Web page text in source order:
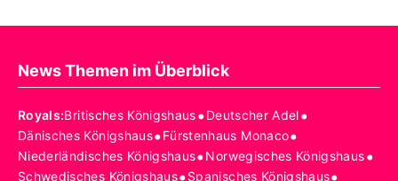
News Themen im Überblick
Royals:Britisches Königshaus•Deutscher Adel•
Dänisches Königshaus•Fürstenhaus Monaco•
Niederländisches Königshaus•Norwegisches Königshaus•
Schwedisches Königshaus Spanisches Königshaus